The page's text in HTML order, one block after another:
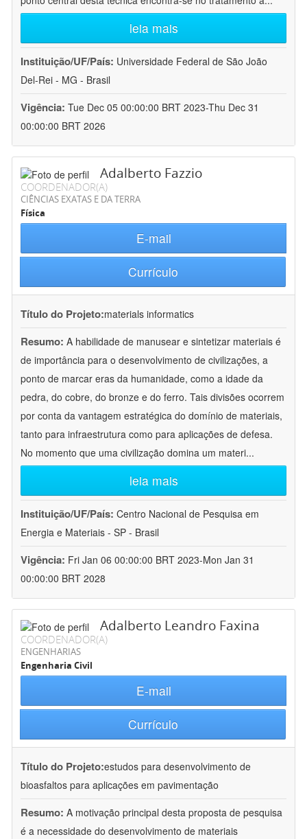
leia mais
Instituição/UF/País: Universidade Federal de São João
Del-Rei - MG - Brasil
Vigência: Tue Dec 05 00:00:00 BRT 2023-Thu Dec 31
00:00:00 BRT 2026
Adalberto Fazzio
COORDENADOR(A)
CIÊNCIAS EXATAS E DA TERRA
Física
E-mail
Currículo
Título do Projeto:materials informatics
Resumo: A habilidade de manusear e sintetizar materiais é
de importância para o desenvolvimento de civilizações, a
ponto de marcar eras da humanidade, como a idade da
pedra, do cobre, do bronze e do ferro. Tais divisões ocorrem
por conta da vantagem estratégica do domínio de materiais,
tanto para infraestrutura como para aplicações de defesa.
No momento que uma civilização domina um materi...
leia mais
Instituição/UF/País: Centro Nacional de Pesquisa em
Energia e Materiais - SP - Brasil
Vigência: Fri Jan 06 00:00:00 BRT 2023-Mon Jan 31
00:00:00 BRT 2028
Adalberto Leandro Faxina
COORDENADOR(A)
ENGENHARIAS
Engenharia Civil
E-mail
Currículo
Título do Projeto:estudos para desenvolvimento de
bioasfaltos para aplicações em pavimentação
Resumo: A motivação principal desta proposta de pesquisa
é a necessidade do desenvolvimento de materiais